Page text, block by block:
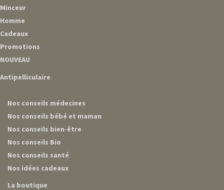
Minceur
Homme
Cadeaux
Promotions
NOUVEAU
Antipelliculaire
Nos conseils médecines
Nos conseils bébé et maman
Nos conseils bien-être
Nos conseils Bio
Nos conseils santé
Nos idées cadeaux
La boutique